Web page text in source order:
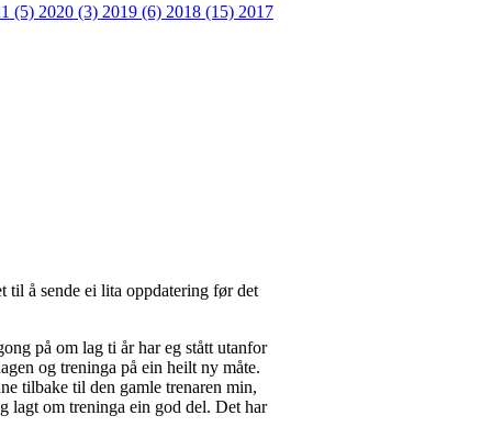
(5) 2020 (3) 2019 (6) 2018 (15) 2017
til å sende ei lita oppdatering før det
på om lag ti år har eg stått utanfor
og treninga på ein heilt ny måte.
tilbake til den gamle trenaren min,
lagt om treninga ein god del. Det har